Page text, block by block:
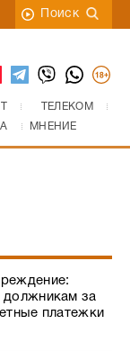
Поиск
ТЕЛЕКОМ
МНЕНИЕ
должникам за
платежки